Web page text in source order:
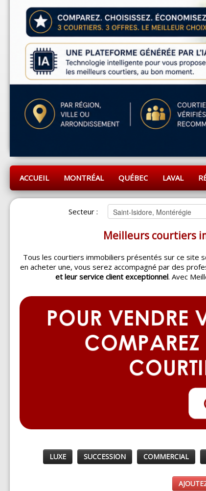
ACCUEIL MONTRÉAL QUÉBEC LAVAL
Secteur :
Meilleurs courtiers
Tous les courtiers immobiliers présentés sur ce site
en acheter une, vous serez accompagné par des
et leur service client exceptionnel. Avec
LUXE SUCCESSION COMMERCIAL